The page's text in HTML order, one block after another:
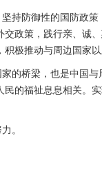
防御性的国防政策
政策，践行亲、诚
极推动与周边国家
桥梁，也是中国与
的福祉息息相关。
。